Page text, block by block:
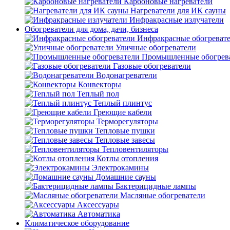
Нагреватели для ИК сауны
Инфракрасные излучатели
Обогреватели для дома, дачи, бизнеса
Инфракрасные
Уличные обогреватели
Промышленные
Газовые обогреватели
Водонагреватели
Конвекторы
Теплый пол
Теплый плинтус
Греющие кабели
Терморегуляторы
Тепловые пушки
Тепловые завесы
Тепловентиляторы
Котлы отопления
Электрокамины
Домашние сауны
Бактерицидные лампы
Масляные обогреватели
Аксессуары
Автоматика
Климатическое оборудование